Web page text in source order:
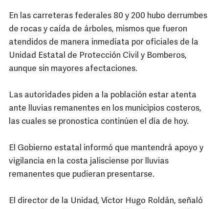
En las carreteras federales 80 y 200 hubo derrumbes
de rocas y caída de árboles, mismos que fueron
atendidos de manera inmediata por oficiales de la
Unidad Estatal de Protección Civil y Bomberos,
aunque sin mayores afectaciones.
Las autoridades piden a la población estar atenta
ante lluvias remanentes en los municipios costeros,
las cuales se pronostica continúen el día de hoy.
El Gobierno estatal informó que mantendrá apoyo y
vigilancia en la costa jalisciense por lluvias
remanentes que pudieran presentarse.
El director de la Unidad, Víctor Hugo Roldán, señaló